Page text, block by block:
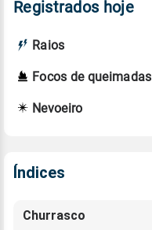
Registrados hoje
Raios
Focos de queimadas
Nevoeiro
Índices
Churrasco